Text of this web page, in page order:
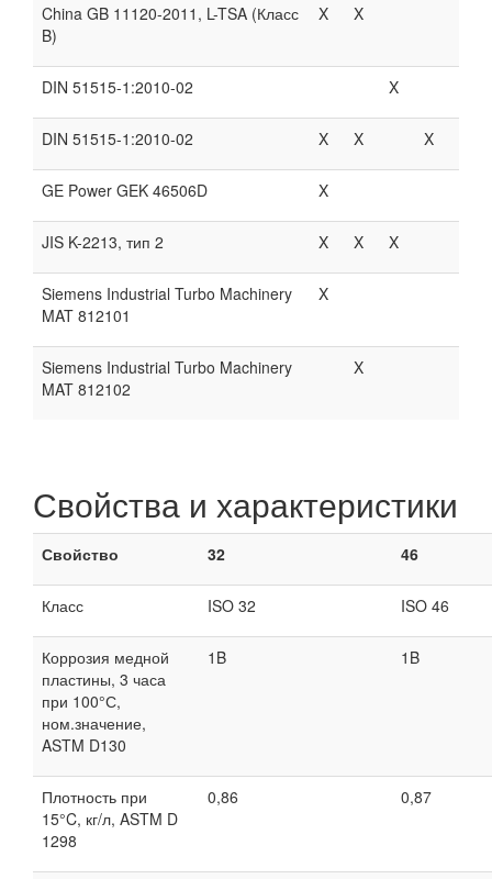
China GB 11120-2011, L-TSA (Класс
B)
X X
DIN 51515-1:2010-02 X
DIN 51515-1:2010-02 X X X
GE Power GEK 46506D X
JIS K-2213, тип 2 X X X
Siemens Industrial Turbo Machinery
MAT 812101
X
Siemens Industrial Turbo Machinery
MAT 812102
X
Свойства и характеристики
Свойство 32 46
Класс ISO 32 ISO 46
Коррозия медной
пластины, 3 часа
при 100°С,
ном.значение,
ASTM D130
1B 1B
Плотность при
15°C, кг/л, ASTM D
1298
0,86 0,87